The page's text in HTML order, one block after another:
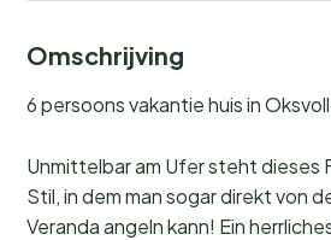
Omschrijving
6 persoons vakantie huis in
Unmittelbar am Ufer steht dieses
Stil, in dem man sogar direkt von
Veranda angeln kann! Ein